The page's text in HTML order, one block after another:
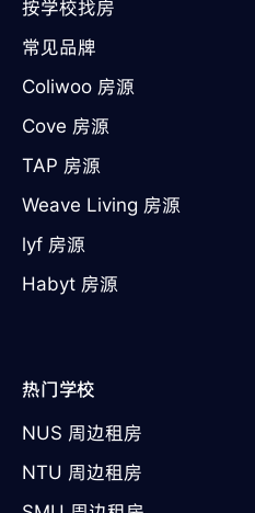
按学校找房
常见品牌
Coliwoo 房源
Cove 房源
TAP 房源
Weave Living 房源
lyf 房源
Habyt 房源
热门学校
NUS 周边租房
NTU 周边租房